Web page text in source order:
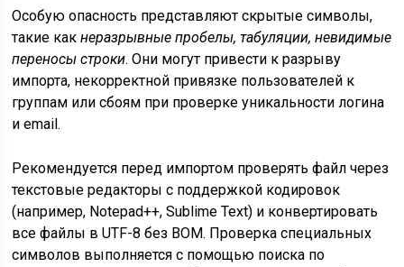
Особую опасность представляют скрытые символы,
такие какнеразрывные пробелы, табуляции, невидимые
переносы строки. Они могут привести к разрыву
импорта, некорректной привязке пользователей к
группам или сбоям при проверке уникальности логина
и email.
Рекомендуется перед импортом проверять файл через
текстовые редакторы с поддержкой кодировок
(например, Notepad++, Sublime Text) и конвертировать
все файлы в UTF-8 без BOM. Проверка специальных
символов выполняется с помощью поиска по